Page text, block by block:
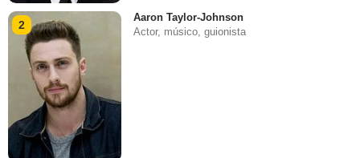
2
Aaron Taylor-Johnson
Actor, músico, guionista